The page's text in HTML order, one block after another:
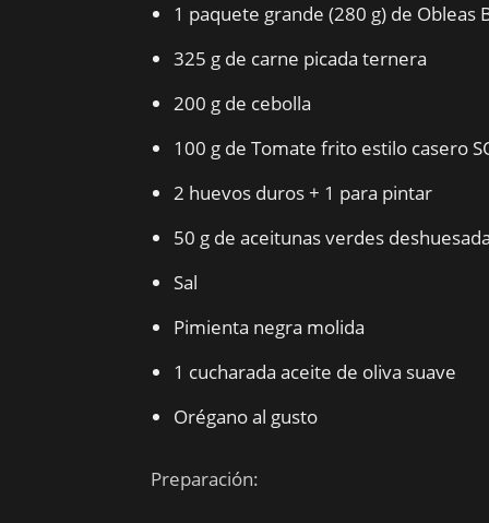
1 paquete grande (280 g) de Obleas
325 g de carne picada ternera
200 g de cebolla
100 g de Tomate frito estilo casero
2 huevos duros + 1 para pintar
50 g de aceitunas verdes
Sal
Pimienta negra molida
1 cucharada aceite de oliva suave
Orégano al gusto
Preparación: